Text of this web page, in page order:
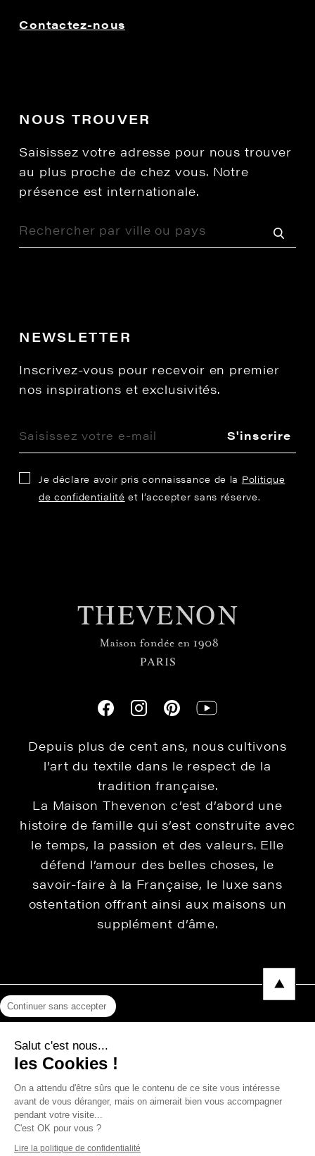
Contactez-nous
NOUS TROUVER
Saisissez votre adresse pour nous trouver
au plus proche de chez vous. Notre
présence est internationale.
NEWSLETTER
Inscrivez-vous pour recevoir en premier
nos inspirations et exclusivités.
S'inscrire
Je déclare avoir pris connaissance de la Politique
de confidentialité et l’accepter sans réserve.
Depuis plus de cent ans, nous cultivons
l’art du textile dans le respect de la
tradition française.
La Maison Thevenon c’est d’abord une
histoire de famille qui s’est construite avec
le temps, la passion et des valeurs. Elle
défend l’amour des belles choses, le
savoir-faire à la Française, le luxe sans
ostentation offrant ainsi aux maisons un
supplément d’âme.
Protection des données
Photos, Vidéos & Catalogues
Continuer sans accepter
Salut c'est nous...
les Cookies !
On a attendu d'être sûrs que le contenu de ce site vous intéresse
avant de vous déranger, mais on aimerait bien vous accompagner
pendant votre visite...
C'est OK pour vous ?
Lire la politique de confidentialité